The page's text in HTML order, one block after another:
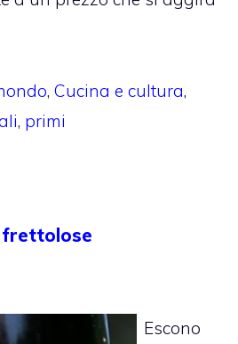
,Cucina e cultura,
, primi
frettolose
Escono